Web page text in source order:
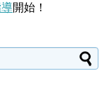
開始！